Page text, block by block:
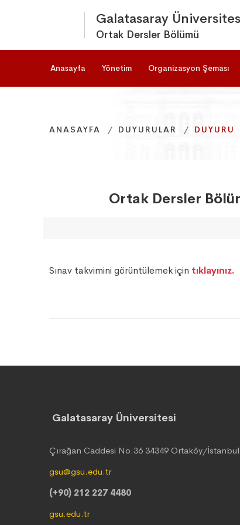
Galatasaray
Ortak Dersler Bölümü
Anasayfa Yönetim Organizasyon Şeması
ANASAYFA DUYURULAR DUYURU
ANASAYFA DUYURULAR DUYURU
ANASAYFA DUYURULAR DUYURU
Ortak Dersler
Sınav takvimini görüntülemek için tıklayınız.
Galatasaray Üniversitesi
Çırağan Caddesi No:36 34349 Ortaköy/İstanbul
gsu@gsu.edu.tr
(+90) 212 227 4480
gsu.edu.tr